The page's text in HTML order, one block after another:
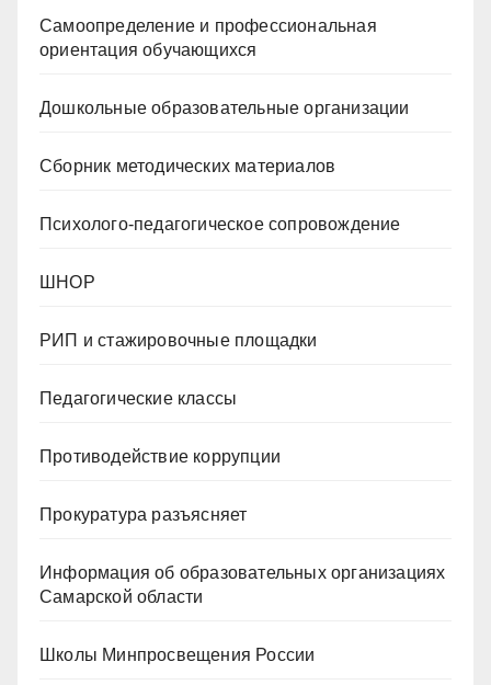
Самоопределение и профессиональная
ориентация обучающихся
Дошкольные образовательные организации
Сборник методических материалов
Психолого-педагогическое сопровождение
ШНОР
РИП и стажировочные площадки
Педагогические классы
Противодействие коррупции
Прокуратура разъясняет
Информация об образовательных организациях
Самарской области
Школы Минпросвещения России